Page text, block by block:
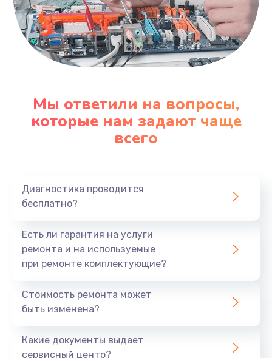
Мы ответили на вопросы,
которые нам задают чаще
всего
Диагностика проводится
бесплатно?
Есть ли гарантия на услуги
ремонта и на используемые
при ремонте комплектующие?
Стоимость ремонта может
быть изменена?
Какие документы выдает
сервисный центр?